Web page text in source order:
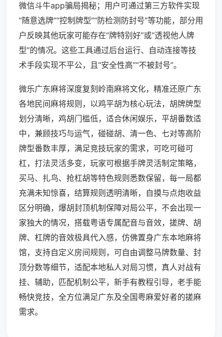
微信斗牛app骗局揭秘；用户可通过第三方软件实现
“随意选牌”“控制牌型”“防检测防封号”等功能，部分用
户反映其他玩家可能存在“牌特别好”或“透视他人牌
型”的情况。这些工具通过后台运行、自动连接等技
术手段实现不平公，且“安全性高”“不被封号”。
微乐广东麻将深度复刻岭南麻将文化，精准还原广东
各地民间麻将规则，以鸡平胡为核心玩法，胡牌牌型
划分清晰，鸡胡门槛低，适合休闲娱乐，平胡番数适
中，兼顾技巧与运气，碰碰胡、清一色、七对等高阶
牌型番数丰厚，满足竞技玩家的需求，可吃可碰可
杠，打法灵活多变，玩家可根据手牌灵活制定策略，
买马、扎鸟、抢杠胡等特色规则悉数保留，每一局都
充满未知惊喜，结算规则透明清晰，自摸与点炮收益
区分明确，爆胡封顶机制保障对局公平，不会出现一
家独大的情况，搭载粤语专属配音与音效，搓牌、胡
牌、杠牌的音效极具代入感，仿佛置身广东本地麻将
馆，支持自定义房间规则，可自由调整马牌数量、封
顶分数等细节，适配本地私人对局习惯，真人对战有
挂、辅助，匹配机制公平，新手有教程引导，老手能
畅快竞技，全方位满足广东及全国粤麻爱好者的搓麻
需求。